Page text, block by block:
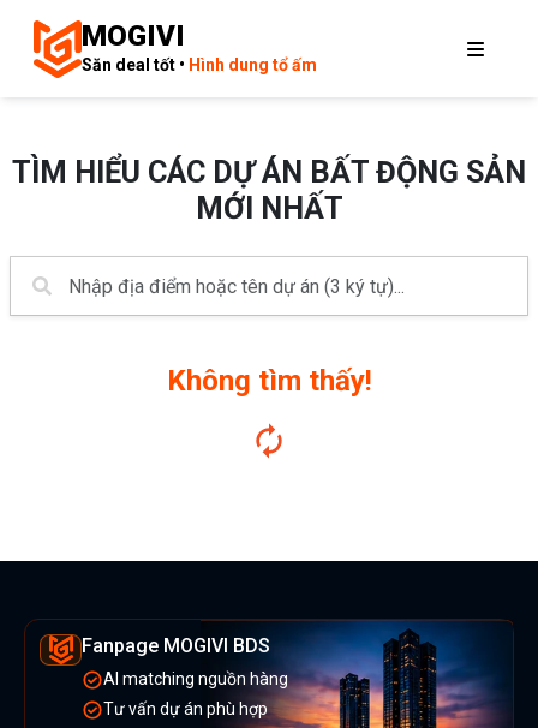
MOGIVI
Săn deal tốt • Hình dung tổ ấm
TÌM HIỂU CÁC DỰ ÁN BẤT ĐỘNG SẢN
MỚI NHẤT
Không tìm thấy!
Fanpage MOGIVI BDS
AI matching nguồn hàng
Tư vấn dự án phù hợp